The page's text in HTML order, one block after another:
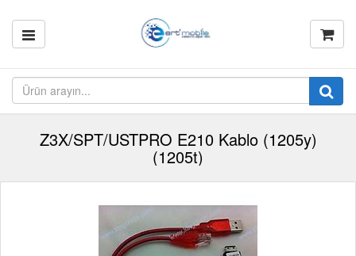
Z3X/SPT/USTPRO E210 Kablo (1205y)
(1205t)